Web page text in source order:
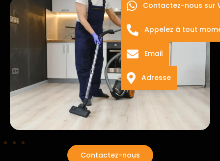
Contactez-nous
Contactez-nous sur
Appelez à tout
Email
Adresse